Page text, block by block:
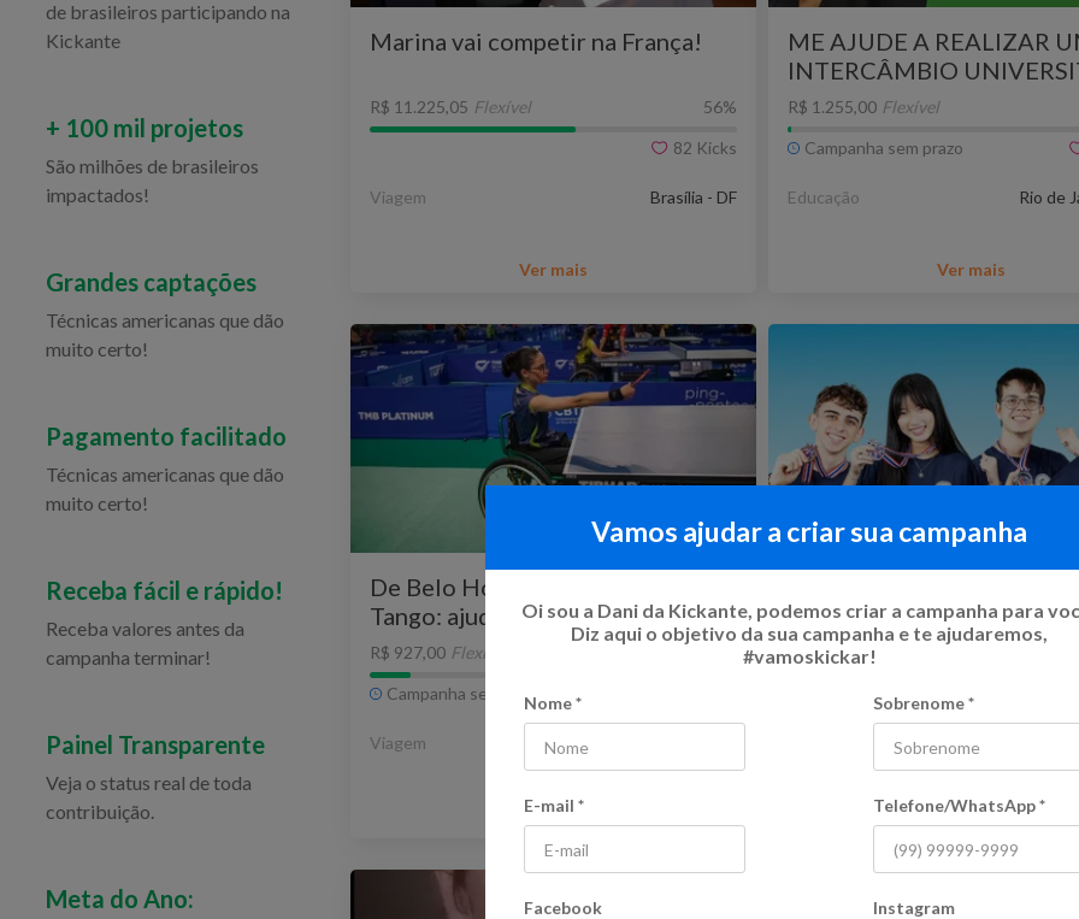
Marina vai competir na França!
R$ 11.225,05 Flexível 56%
82 Kicks
Viagem Brasília - DF
Ver mais
ME AJUDE A REALIZAR
INTERCÂMBIO
- Mari em Portugal
R$ 1.255,00 Flexível
Campanha sem prazo
Educação Rio de
Ver mais
De Belo Horizonte para a Copa
Tango: ajude Maria Laura a
competir 🏓
R$ 927,00 Flexível
Campanha sem prazo
Viagem Belo Horizonte - MG
Ver mais
Inovação a Chegar Mais
com Jovens Brasileiros a
participar de uma olimpíada
Internacional -STEAM
2025 - China
R$ 10.510,00
Porto
Ver mais
de brasileiros participando na
Kickante
+ 100 mil projetos
São milhões de brasileiros
impactados!
Grandes captações
Técnicas americanas que dão
muito certo!
Pagamento facilitado
Técnicas americanas que dão
muito certo!
Receba fácil e rápido!
Receba valores antes da
campanha terminar!
Painel Transparente
Veja o status real de toda
contribuição.
Meta do Ano:
Vamos ajudar a criar sua campanha
Oi sou a Dani da Kickante, podemos criar a campanha para
Diz aqui o objetivo da sua campanha e te ajudaremos,
#vamoskickar!
Nome* Sobrenome*
E-mail * Telefone/WhatsApp*
Facebook Instagram